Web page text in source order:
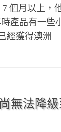
個月以上，
產品有一些
經獲得澳洲
無法降級